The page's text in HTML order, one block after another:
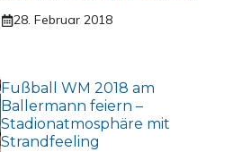
28. Februar 2018
Fußball WM 2018 am
Ballermann feiern –
Stadionatmosphäre mit
Strandfeeling